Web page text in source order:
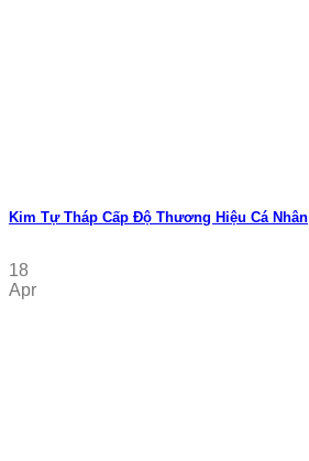
Kim Tự Tháp Cấp Độ Thương Hiệu Cá Nhân
18
Apr